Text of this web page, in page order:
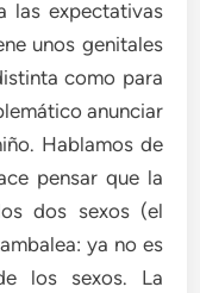
las expectativas
unos genitales
como para
anunciar
Hablamos de
pensar que la
dos sexos (el
ya no es
los sexos. La